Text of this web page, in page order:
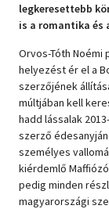
Szótár,
Tankönyv,
Történelem
Vallás
legkeresettebb
is a romantika
Orvos-Tóth Noémi
helyezést ér el a
szerzőjének
múltjában kell
hadd lássalak
szerző
személyes
kiérdemlő
pedig minden
magyarországi